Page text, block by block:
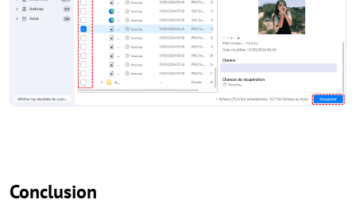
Conclusion